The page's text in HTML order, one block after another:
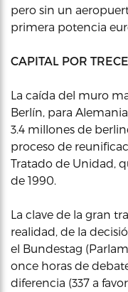
pero sin un
primera potencia
CAPITAL POR
La caída del muro
Berlín, para
3.4 millones de
proceso de
Tratado de Unidad,
de 1990.
La clave de la gran
realidad, de la
el Bundestag
once horas de
diferencia (337 a